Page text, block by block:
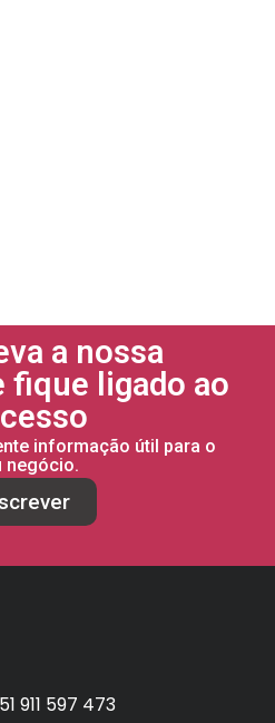
a nossa
fique ligado ao
informação útil para o
negócio.
911 597 473